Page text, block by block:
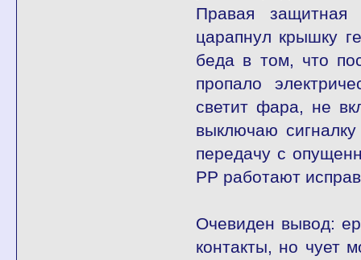
Правая защитная
царапнул крышку
беда в том, что
пропало
светит фара, не
выключаю
передачу с
РР работают
Очевиден вывод:
контакты, но чует